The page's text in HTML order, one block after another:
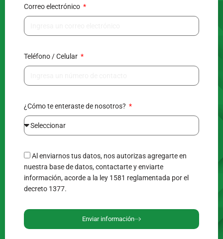
Correo electrónico
Teléfono / Celular
¿Cómo te enteraste de nosotros?
Al enviarnos tus datos, nos autorizas agregarte en
nuestra base de datos, contactarte y enviarte
información, acorde a la ley 1581 reglamentada por el
decreto 1377.
Enviar información